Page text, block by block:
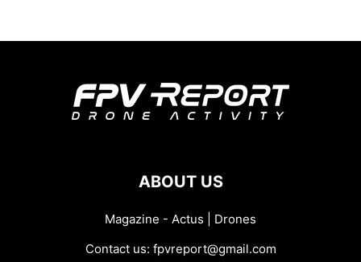
ABOUT US
Magazine - Actus | Drones
Contact us: fpvreport@gmail.com